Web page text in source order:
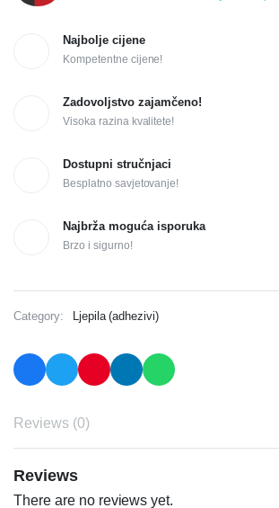
Najbolje cijene
Kompetentne cijene!
Zadovoljstvo zajamčeno!
Visoka razina kvalitete!
Dostupni stručnjaci
Besplatno savjetovanje!
Najbrža moguća isporuka
Brzo i sigurno!
Category: Ljepila (adhezivi)
Reviews (0)
Reviews
There are no reviews yet.